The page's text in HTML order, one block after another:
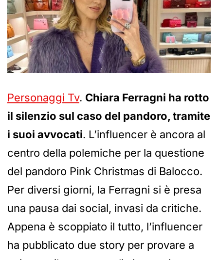
Personaggi Tv. Chiara Ferragni ha rotto
il silenzio sul caso del pandoro, tramite
i suoi avvocati. L’influencer è ancora al
centro della polemiche per la questione
del pandoro Pink Christmas di Balocco.
Per diversi giorni, la Ferragni si è presa
una pausa dai social, invasi da critiche.
Appena è scoppiato il tutto, l’influencer
ha pubblicato due story per provare a